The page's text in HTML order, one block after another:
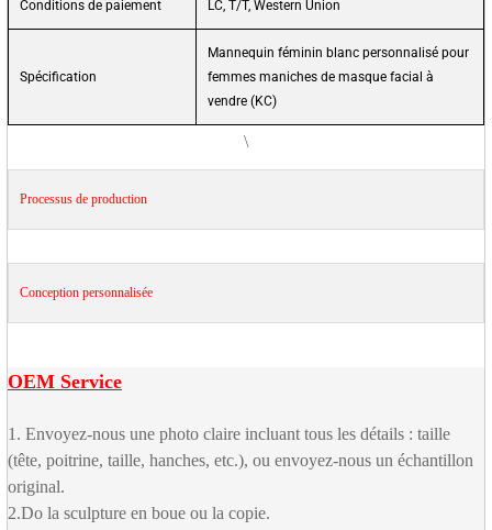
Conditions de paiement LC, T/T, Western Union
Spécification
Mannequin féminin blanc personnalisé pour
femmes maniches de masque facial à
vendre (KC)
\
Processus de production
Conception personnalisée
OEM Service
1. Envoyez-nous une photo claire incluant tous les détails : taille
(tête, poitrine, taille, hanches, etc.), ou envoyez-nous un échantillon
original.
2.Do la sculpture en boue ou la copie.